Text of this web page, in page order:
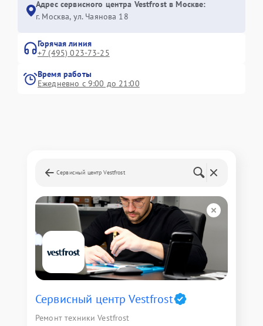
Адрес сервисного центра Vestfrost в Москве:
г. Москва, ул. Чаянова 18
Горячая линия
+7 (495) 023-73-25
Время работы
Ежедневно с 9:00 до 21:00
Сервисный центр Vestfrost
Сервисный центр Vestfrost
Ремонт техники Vestfrost